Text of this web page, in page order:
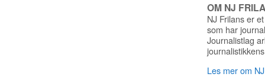
OM NJ
NJ Frilans er
som har
Journalistlag
Les mer om